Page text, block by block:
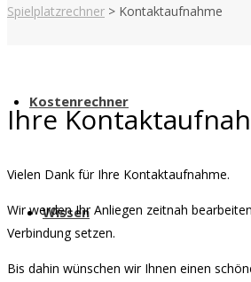
Kostenrechner
Wissen
Spielplatzrechner > Kontaktaufnahme
Ihre
Vielen Dank für Ihre Kontaktaufnahme.
Wir werden Ihr Anliegen zeitnah
Verbindung setzen.
Bis dahin wünschen wir Ihnen einen